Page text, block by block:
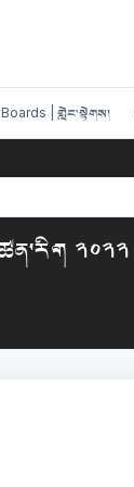
| གླེང་སྟེགས།
༢༠༢༢